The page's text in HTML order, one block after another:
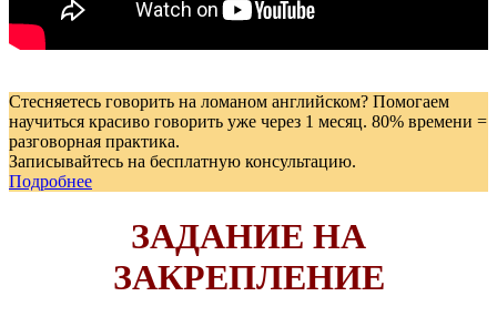
Стесняетесь говорить на ломаном английском? Помогаем
научиться красиво говорить уже через 1 месяц. 80% времени =
разговорная практика.
Записывайтесь на бесплатную консультацию.
Подробнее
ЗАДАНИЕ НА
ЗАКРЕПЛЕНИЕ